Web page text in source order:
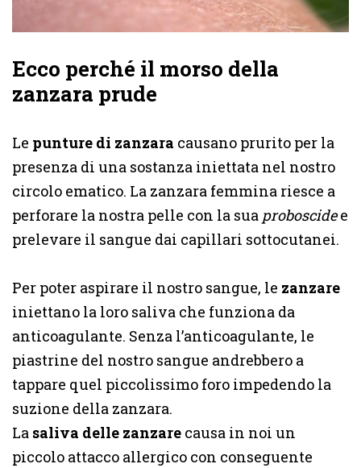
Ecco perché il morso della
zanzara prude
Le punture di zanzara causano prurito per la
presenza di una sostanza iniettata nel nostro
circolo ematico. La zanzara femmina riesce a
perforare la nostra pelle con la sua proboscidee
prelevare il sangue dai capillari sottocutanei.
Per poter aspirare il nostro sangue, le zanzare
iniettano la loro saliva che funziona da
anticoagulante. Senza l’anticoagulante, le
piastrine del nostro sangue andrebbero a
tappare quel piccolissimo foro impedendo la
suzione della zanzara.
La saliva delle zanzare causa in noi un
piccolo attacco allergico con conseguente